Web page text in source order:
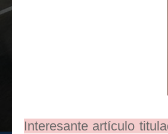
Interesante artículo